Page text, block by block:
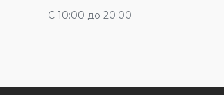
С 10:00 до 20:00